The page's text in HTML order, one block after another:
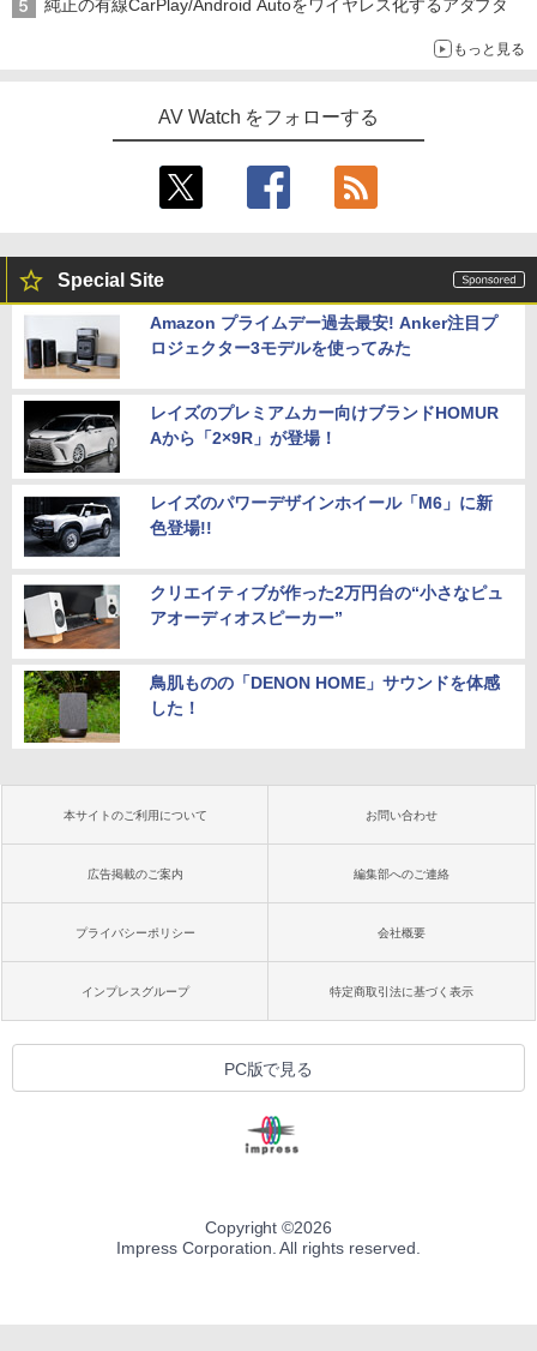
純正の有線CarPlay/Android Autoをワイヤレス化するアダプタ
もっと見る
AV Watch をフォローする
Special Site
Amazon プライムデー過去最安! Anker注目プ
ロジェクター3モデルを使ってみた
レイズのプレミアムカー向けブランドHOMUR
Aから「2×9R」が登場！
レイズのパワーデザインホイール「M6」に新
色登場!!
クリエイティブが作った2万円台の“小さなピュ
アオーディオスピーカー”
鳥肌ものの「DENON HOME」サウンドを体感
した！
本サイトのご利用について お問い合わせ
広告掲載のご案内 編集部へのご連絡
プライバシーポリシー 会社概要
インプレスグループ 特定商取引法に基づく表示
PC版で見る
Copyright ©2026
Impress Corporation. All rights reserved.